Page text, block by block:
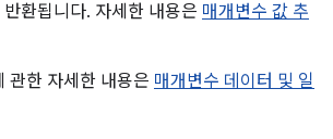
반환됩니다. 자세한 내용은 매개변수 값 추
관한 자세한 내용은 매개변수 데이터 및 일